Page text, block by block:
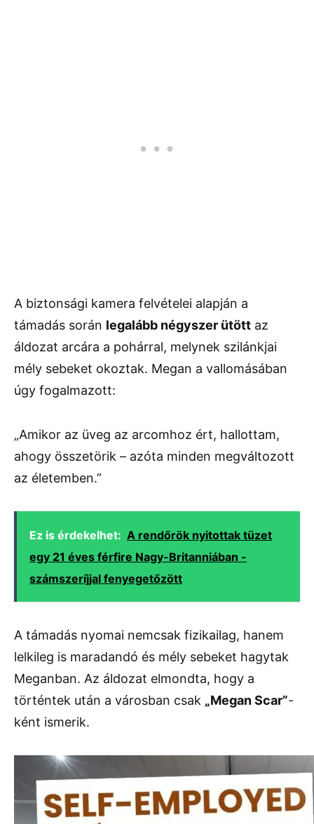
A biztonsági kamera felvételei alapján a
támadás során legalább négyszer ütött az
áldozat arcára a pohárral, melynek szilánkjai
mély sebeket okoztak. Megan a vallomásában
úgy fogalmazott:
„Amikor az üveg az arcomhoz ért, hallottam,
ahogy összetörik – azóta minden megváltozott
az életemben.”
Ez is érdekelhet: A rendőrök nyitottak tüzet
egy 21 éves férfire Nagy-Britanniában -
számszeríjjal fenyegetőzött
A támadás nyomai nemcsak fizikailag, hanem
lelkileg is maradandó és mély sebeket hagytak
Meganban. Az áldozat elmondta, hogy a
történtek után a városban csak „Megan Scar”-
ként ismerik.